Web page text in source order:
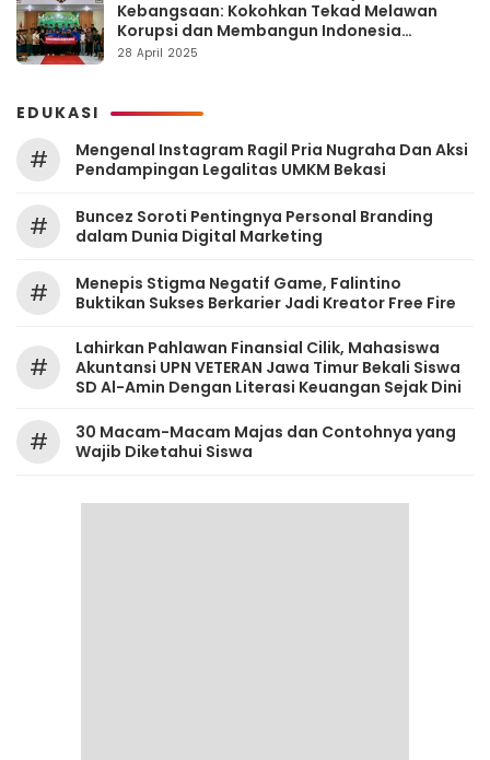
Kebangsaan: Kokohkan Tekad Melawan
Korupsi dan Membangun Indonesia
Berintegritas
28 April 2025
EDUKASI
#
Mengenal Instagram Ragil Pria Nugraha Dan Aksi
Pendampingan Legalitas UMKM Bekasi
#
‎Buncez Soroti Pentingnya Personal Branding
dalam Dunia Digital Marketing
#
Menepis Stigma Negatif Game, Falintino
Buktikan Sukses Berkarier Jadi Kreator Free Fire
#
Lahirkan Pahlawan Finansial Cilik, Mahasiswa
Akuntansi UPN VETERAN Jawa Timur Bekali Siswa
SD Al-Amin Dengan Literasi Keuangan Sejak Dini
#
30 Macam-Macam Majas dan Contohnya yang
Wajib Diketahui Siswa